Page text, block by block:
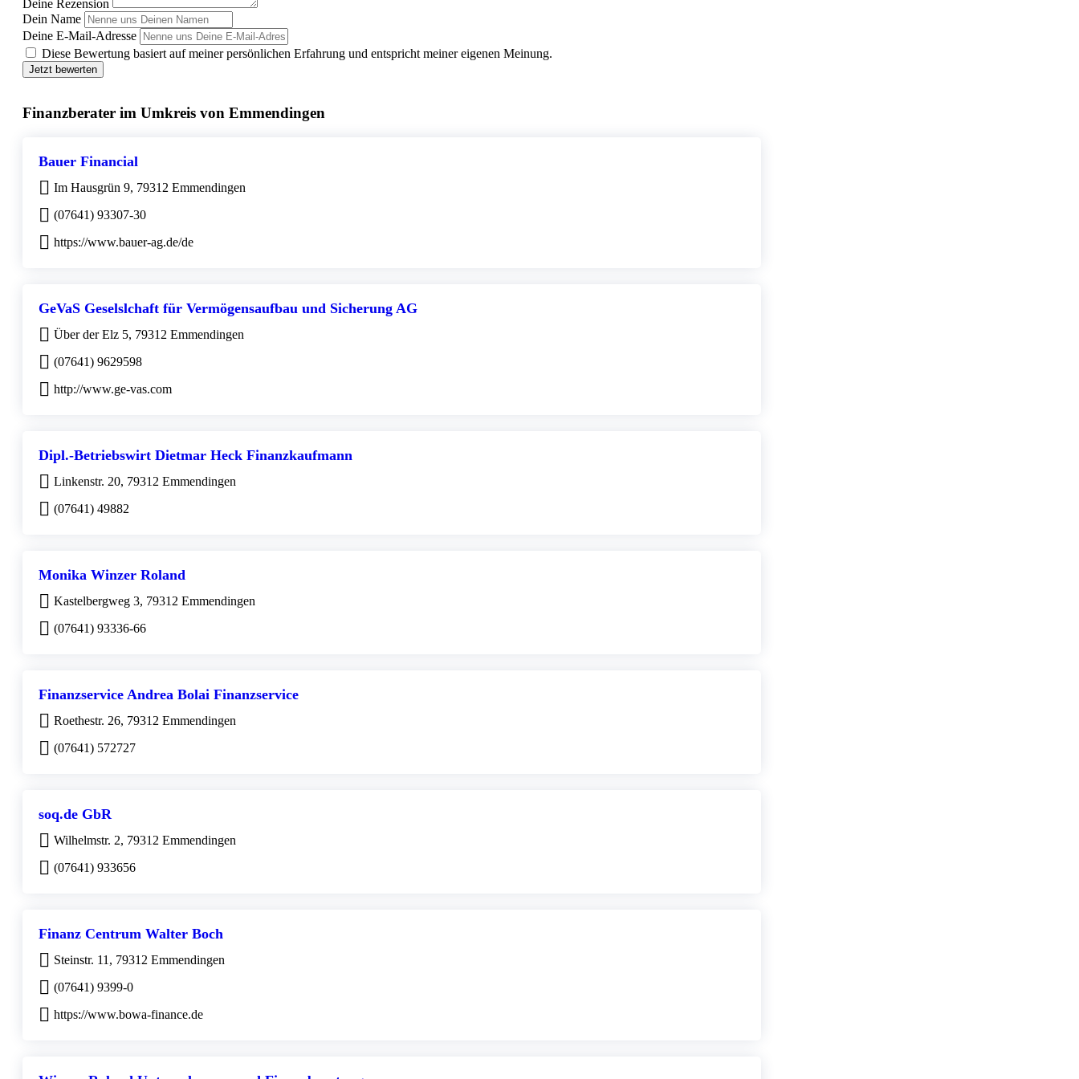
Deine Rezension
Dein Name
Deine E-Mail-Adresse
Diese Bewertung basiert auf meiner persönlichen Erfahrung und entspricht meiner eigenen Meinung.
Jetzt bewerten
Finanzberater im Umkreis von Emmendingen
Bauer Financial
Im Hausgrün 9, 79312 Emmendingen
(07641) 93307-30
https://www.bauer-ag.de/de
GeVaS Geselslchaft für Vermögensaufbau und Sicherung AG
Über der Elz 5, 79312 Emmendingen
(07641) 9629598
http://www.ge-vas.com
Dipl.-Betriebswirt Dietmar Heck Finanzkaufmann
Linkenstr. 20, 79312 Emmendingen
(07641) 49882
Monika Winzer Roland
Kastelbergweg 3, 79312 Emmendingen
(07641) 93336-66
Finanzservice Andrea Bolai Finanzservice
Roethestr. 26, 79312 Emmendingen
(07641) 572727
soq.de GbR
Wilhelmstr. 2, 79312 Emmendingen
(07641) 933656
Finanz Centrum Walter Boch
Steinstr. 11, 79312 Emmendingen
(07641) 9399-0
https://www.bowa-finance.de